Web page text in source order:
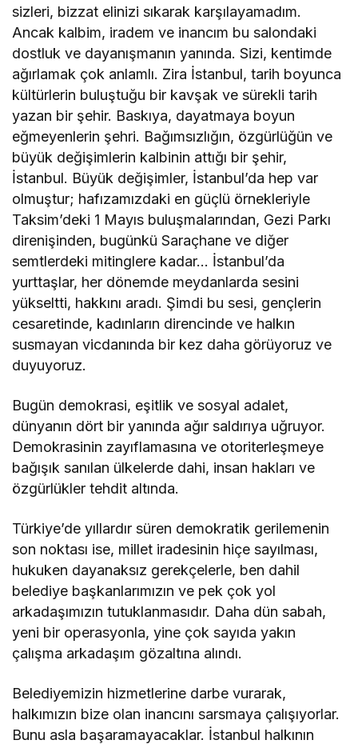
sizleri, bizzat elinizi sıkarak karşılayamadım.
Ancak kalbim, iradem ve inancım bu salondaki
dostluk ve dayanışmanın yanında. Sizi, kentimde
ağırlamak çok anlamlı. Zira İstanbul, tarih boyunca
kültürlerin buluştuğu bir kavşak ve sürekli tarih
yazan bir şehir. Baskıya, dayatmaya boyun
eğmeyenlerin şehri. Bağımsızlığın, özgürlüğün ve
büyük değişimlerin kalbinin attığı bir şehir,
İstanbul. Büyük değişimler, İstanbul’da hep var
olmuştur; hafızamızdaki en güçlü örnekleriyle
Taksim’deki 1 Mayıs buluşmalarından, Gezi Parkı
direnişinden, bugünkü Saraçhane ve diğer
semtlerdeki mitinglere kadar… İstanbul’da
yurttaşlar, her dönemde meydanlarda sesini
yükseltti, hakkını aradı. Şimdi bu sesi, gençlerin
cesaretinde, kadınların direncinde ve halkın
susmayan vicdanında bir kez daha görüyoruz ve
duyuyoruz.
Bugün demokrasi, eşitlik ve sosyal adalet,
dünyanın dört bir yanında ağır saldırıya uğruyor.
Demokrasinin zayıflamasına ve otoriterleşmeye
bağışık sanılan ülkelerde dahi, insan hakları ve
özgürlükler tehdit altında.
Türkiye’de yıllardır süren demokratik gerilemenin
son noktası ise, millet iradesinin hiçe sayılması,
hukuken dayanaksız gerekçelerle, ben dahil
belediye başkanlarımızın ve pek çok yol
arkadaşımızın tutuklanmasıdır. Daha dün sabah,
yeni bir operasyonla, yine çok sayıda yakın
çalışma arkadaşım gözaltına alındı.
Belediyemizin hizmetlerine darbe vurarak,
halkımızın bize olan inancını sarsmaya çalışıyorlar.
Bunu asla başaramayacaklar. İstanbul halkının